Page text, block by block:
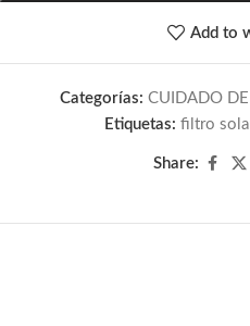
Add to
Categorías: CUIDADO DE
Etiquetas: filtro
Share: